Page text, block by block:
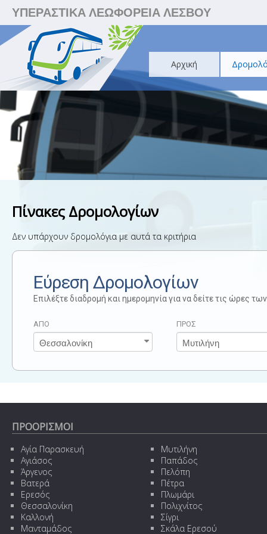
ΥΠΕΡΑΣΤΙΚΑ ΛΕΩΦΟΡΕΙΑ ΛΕΣΒΟΥ
Αρχική
Πίνακες Δρομολογίων
Δεν υπάρχουν δρομολόγια με αυτά τα κριτήρια
Εύρεση Δρομολογίων
Επιλέξτε διαδρομή και ημερομηνία για να δείτε τις ώρες
ΑΠΟ ΠΡΟΣ
ΠΡΟΟΡΙΣΜΟΙ
Αγία Παρασκευή
Αγιάσος
Άργενος
Βατερά
Ερεσός
Θεσσαλονίκη
Καλλονή
Μανταμάδος
Μυτιλήνη
Παπάδος
Πελόπη
Πέτρα
Πλωμάρι
Πολιχνίτος
Σίγρι
Σκάλα Ερεσού